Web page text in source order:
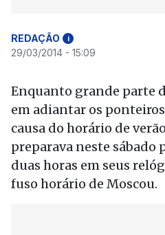
REDAÇÃO i
29/03/2014 - 15:09
Enquanto grande parte
em adiantar os
causa do horário de
preparava neste sábado
duas horas em seus
fuso horário de Moscou.